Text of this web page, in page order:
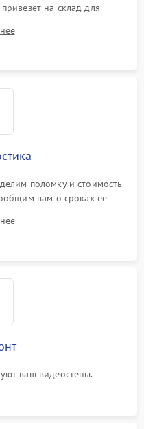
на склад для
поломку и стоимость
вам о сроках ее
ваш видеостены.